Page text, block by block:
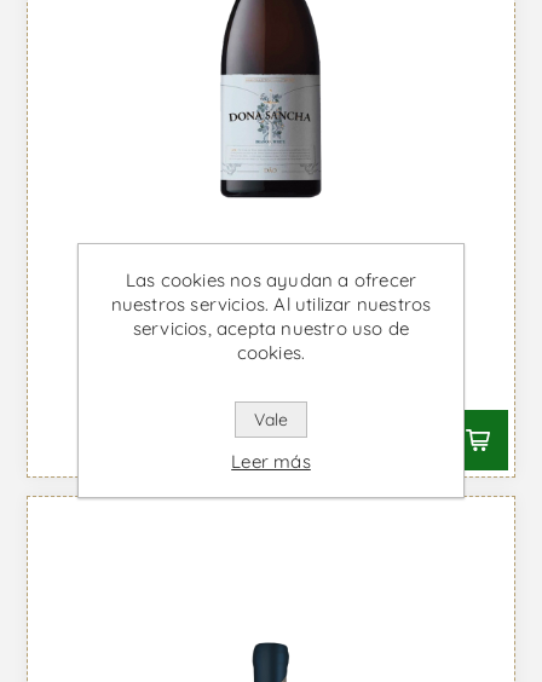
Dona Sancha - Vino Blanco
Las cookies nos ayudan a ofrecer
nuestros servicios. Al utilizar nuestros
servicios, acepta nuestro uso de
cookies.
Vale
Leer más